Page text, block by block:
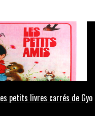
petits livres carrés de Gyo